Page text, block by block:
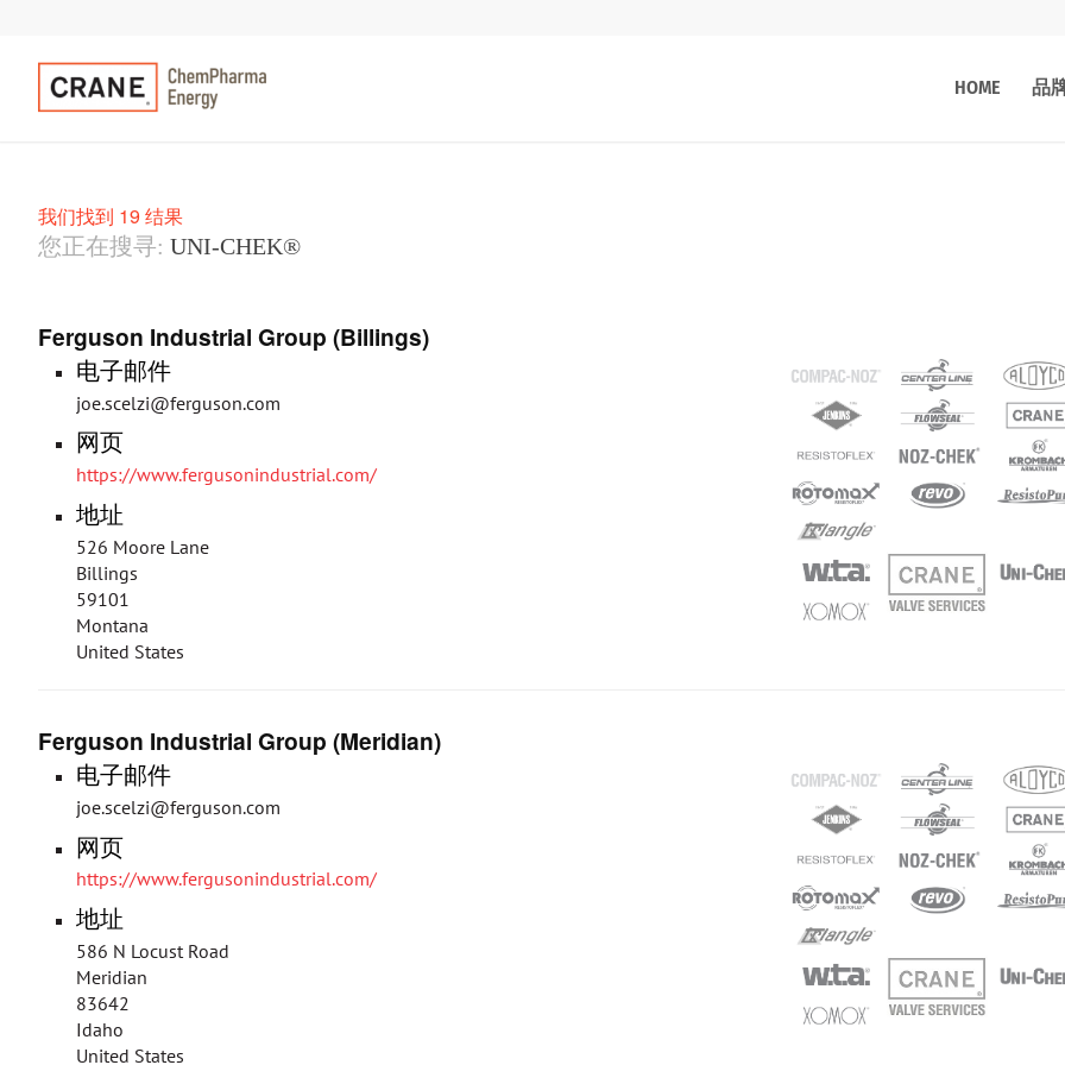
HOME 品
我们找到 19 结果
您正在搜寻: UNI-CHEK®
Ferguson Industrial Group (Billings)
电子邮件
joe.scelzi@ferguson.com
网页
https://www.fergusonindustrial.com/
地址
526 Moore Lane
Billings
59101
Montana
United States
Ferguson Industrial Group (Meridian)
电子邮件
joe.scelzi@ferguson.com
网页
https://www.fergusonindustrial.com/
地址
586 N Locust Road
Meridian
83642
Idaho
United States